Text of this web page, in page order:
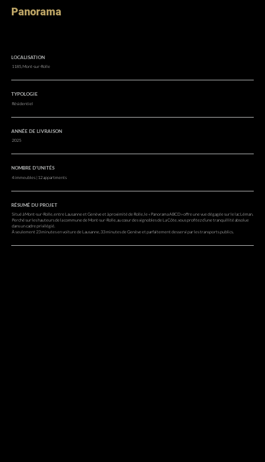
Panorama
LOCALISATION
1185, Mont-sur-Rolle
TYPOLOGIE
Résidentiel
ANNÉE DE LIVRAISON
2025
NOMBRE D’UNITÉS
4 immeubles | 12 appartments
RÉSUMÉ DU PROJET
Situé à Mont-sur-Rolle, entre Lausanne et Genève et à proximité de Rolle, le « Panorama ABCD » offre une vue dégagée sur le lac Léman.
Perché sur les hauteurs de la commune de Mont-sur-Rolle, au cœur des vignobles de La Côte, vous profitez d’une tranquillité absolue
dans un cadre privilégié.
À seulement 23 minutes en voiture de Lausanne, 33 minutes de Genève et parfaitement desservi par les transports publics.